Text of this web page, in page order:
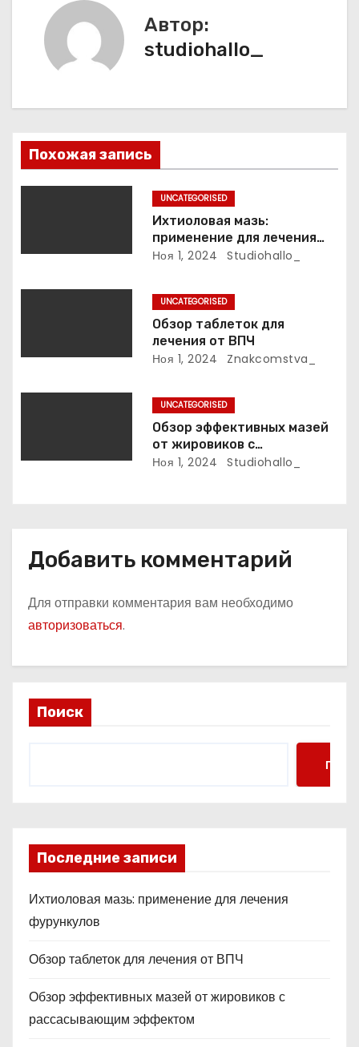
п
о
з
п
и
я
Автор:
studiohallo_
Похожая запись
UNCATEGORISED
Ихтиоловая мазь:
применение для лечения
фурункулов
Ноя 1, 2024 Studiohallo_
UNCATEGORISED
Обзор таблеток для
лечения от ВПЧ
Ноя 1, 2024 Znakcomstva_
UNCATEGORISED
Обзор эффективных мазей
от жировиков с
рассасывающим эффектом
Ноя 1, 2024 Studiohallo_
Добавить комментарий
Для отправки комментария вам необходимо
авторизоваться.
Поиск
Поиск
Последние записи
Ихтиоловая мазь: применение для лечения
фурункулов
Обзор таблеток для лечения от ВПЧ
Обзор эффективных мазей от жировиков с
рассасывающим эффектом